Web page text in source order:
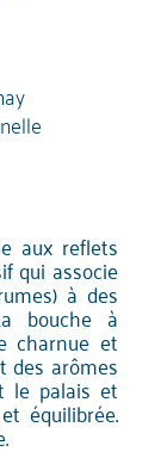
aux reflets
qui associe
à des
bouche à
charnue et
des arômes
le palais et
équilibrée.